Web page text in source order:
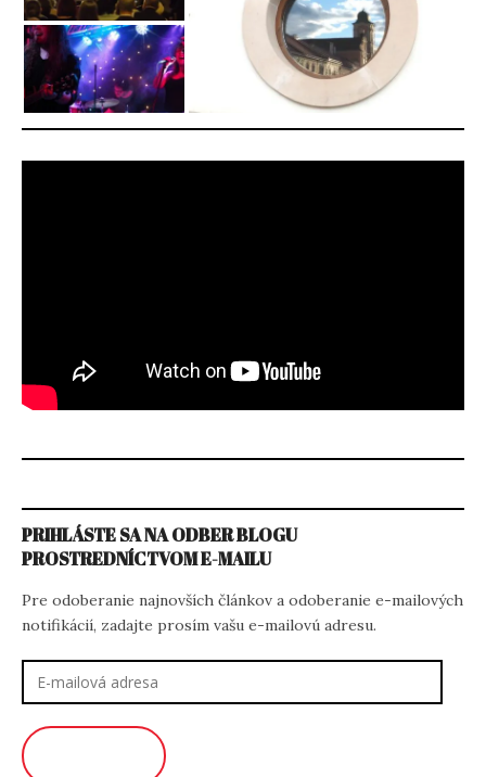
PRIHLÁSTE SA NA ODBER BLOGU
PROSTREDNÍCTVOM E-MAILU
Pre odoberanie najnovších článkov a odoberanie e-mailových
notifikácií, zadajte prosím vašu e-mailovú adresu.
adresa